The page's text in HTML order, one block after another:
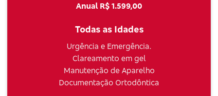
Anual R$ 1.599,00
Todas as Idades
Urgência e Emergência.
Clareamento em gel
Manutenção de Aparelho
Documentação Ortodôntica